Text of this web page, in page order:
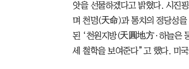
앗을 선물하겠다고 밝혔다. 시진
며 천명(天命)과 통치의 정당성
된 ‘천원지방(天圓地方·하늘은
세 철학을 보여준다”고 했다. 미